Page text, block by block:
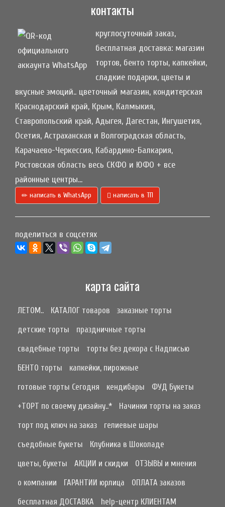
контакты
круглосуточный заказ,
бесплатная доставка: магазин
тортов, бенто торты, капкейки,
сладкие подарки, цветы и
вкусные эмоций.. цветочный магазин, кондитерская
Краснодарский край, Крым, Калмыкия,
Ставропольский край, Адыгея, Дагестан, Ингушетия,
Осетия, Астраханская и Волгоградская область,
Карачаево-Черкессия, Кабардино-Балкария,
Ростовская область весь СКФО и ЮФО + все
районные центры...
написать в WhatsApp написать в ТП
поделиться в соцсетях
карта сайта
ЛЕТОМ.. КАТАЛОГ товаров
заказные торты
детские торты
праздничные торты
свадебные торты
торты без декора с Надписью
БЕНТО торты
капкейки, пирожные
готовые торты Сегодня
кендибары
ФУД Букеты
+ТОРТ по своему дизайну..*
Начинки торты на заказ
торт под ключ на заказ
гелиевые шары
съедобные букеты
Клубника в Шоколаде
цветы, букеты
АКЦИИ и скидки
ОТЗЫВЫ и мнения
о компании
ГАРАНТИИ юрлица
ОПЛАТА заказов
бесплатная ДОСТАВКА
help-центр КЛИЕНТАМ